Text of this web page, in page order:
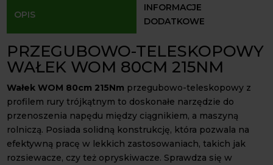
OPIS
INFORMACJE
DODATKOWE
PRZEGUBOWO-TELESKOPOWY
WAŁEK WOM 80CM 215NM
Wałek WOM 80cm 215Nm przegubowo-teleskopowy z
profilem rury trójkątnym to doskonałe narzędzie do
przenoszenia napędu między ciągnikiem, a maszyną
rolniczą. Posiada solidną konstrukcję, która pozwala na
efektywną pracę w lekkich zastosowaniach, takich jak
rozsiewacze, czy też opryskiwacze. Sprawdza się w